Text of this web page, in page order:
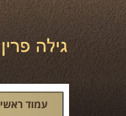
עמוד ראשי